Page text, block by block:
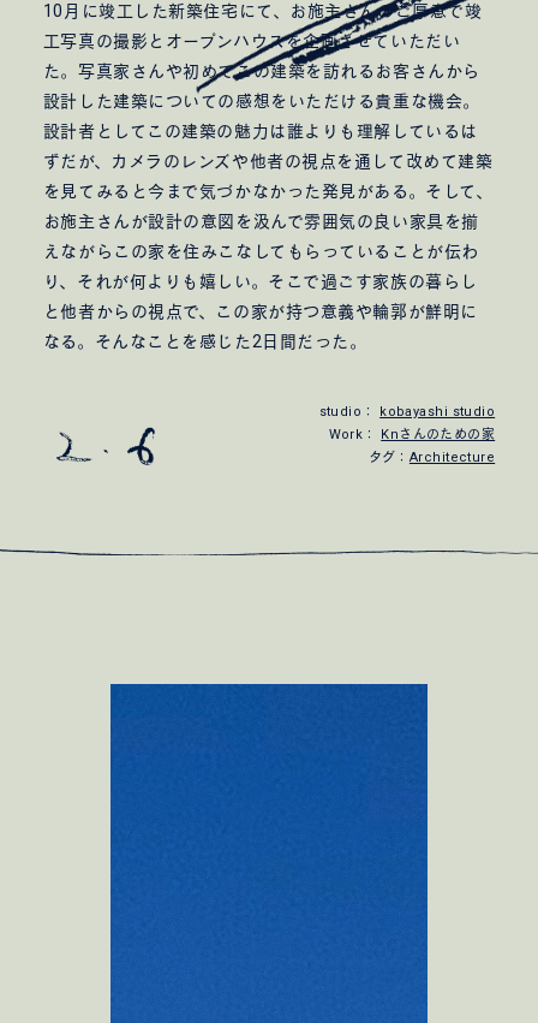
10月に竣工した新築住宅にて、お施主さんのご厚意で竣
工写真の撮影とオープンハウスを企画させていただい
た。写真家さんや初めてこの建築を訪れるお客さんから
設計した建築についての感想をいただける貴重な機会。
設計者としてこの建築の魅力は誰よりも理解しているは
ずだが、カメラのレンズや他者の視点を通して改めて建築
を見てみると今まで気づかなかった発見がある。そして、
お施主さんが設計の意図を汲んで雰囲気の良い家具を揃
えながらこの家を住みこなしてもらっていることが伝わ
り、それが何よりも嬉しい。そこで過ごす家族の暮らし
と他者からの視点で、この家が持つ意義や輪郭が鮮明に
なる。そんなことを感じた2日間だった。
studio：
kobayashi studio
Work：
Knさんのための家
タグ： Architecture